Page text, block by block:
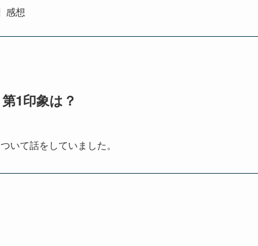
感想
1印象は？
いて話をしていました。